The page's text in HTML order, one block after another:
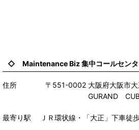
◇ Maintenance Biz 集中コールセン
住所 〒551-0002 大阪府大阪市大
GURAND CUBE三軒
最寄り駅 ＪＲ環状線・「大正」下車徒